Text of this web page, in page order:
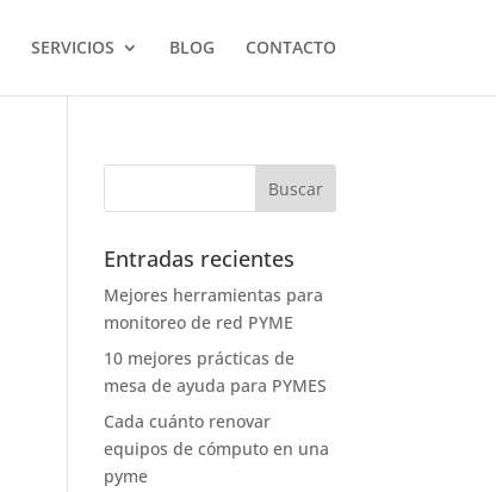
SERVICIOS BLOG CONTACTO
Entradas recientes
Mejores herramientas para
monitoreo de red PYME
10 mejores prácticas de
mesa de ayuda para PYMES
Cada cuánto renovar
equipos de cómputo en una
pyme